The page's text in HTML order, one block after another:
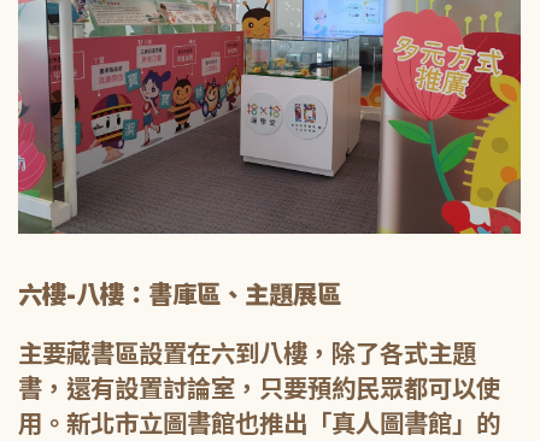
六樓-八樓：書庫區、主題展區
主要藏書區設置在六到八樓，除了各式主題
書，還有設置討論室，只要預約民眾都可以使
用。新北市立圖書館也推出「真人圖書館」的